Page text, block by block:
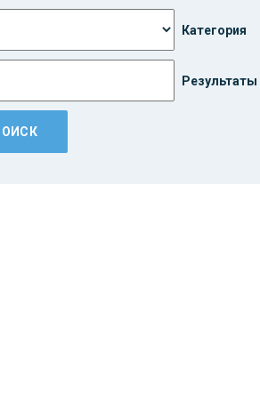
Категория
Результаты